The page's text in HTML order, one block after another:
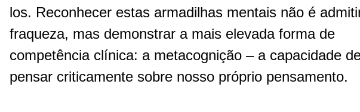
los. Reconhecer estas armadilhas mentais não é
fraqueza, mas demonstrar a mais elevada forma de
competência clínica: a metacognição – a capacidade
pensar criticamente sobre nosso próprio pensamento.